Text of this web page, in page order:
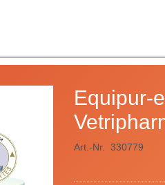
Equipur-
Art.-Nr. 330779